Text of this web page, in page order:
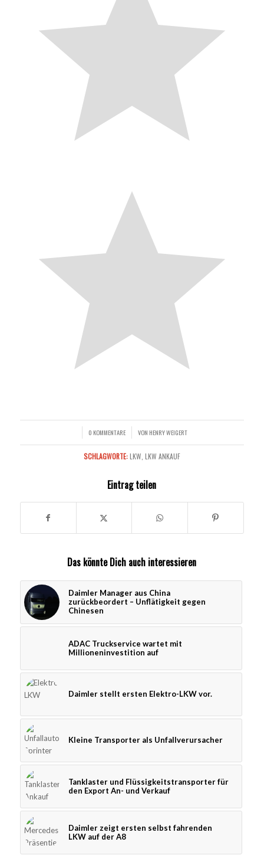
0 KOMMENTARE
/ VON HENRY WEIGERT
SCHLAGWORTE:LKW LKW ANKAUF
Eintrag teilen
Das könnte Dich auch interessieren
Daimler Manager aus China
zurückbeordert – Unflätigkeit gegen
Chinesen
ADAC Truckservice wartet mit
Millioneninvestition auf
Daimler stellt ersten Elektro-LKW vor.
Kleine Transporter als Unfallverursacher
Tanklaster und Flüssigkeitstransporter für
den Export An- und Verkauf
Daimler zeigt ersten selbst fahrenden
LKW auf der A8